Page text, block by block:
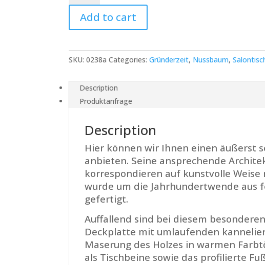
vier
Säulen
quantity
Add to cart
SKU:0238a Categories:Gründerzeit, Nussbaum,
Description
Produktanfrage
Description
Hier können wir Ihnen einen äußerst
anbieten. Seine ansprechende
korrespondieren auf kunstvolle
wurde um die Jahrhundertwende aus
gefertigt.
Auffallend sind bei diesem
Deckplatte mit umlaufenden
Maserung des Holzes in warmen
als Tischbeine sowie das profilierte